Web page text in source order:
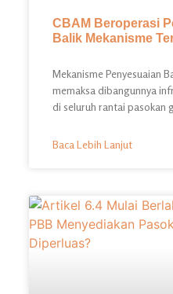
CBAM Beroperasi
Balik Mekanisme
Mekanisme Penyesuaian
memaksa dibangunnya
di seluruh rantai pasokan
Baca Lebih Lanjut